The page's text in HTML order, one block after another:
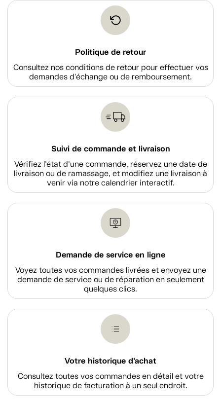
Politique de retour
Consultez nos conditions de retour pour effectuer vos
demandes d'échange ou de remboursement.
Suivi de commande et livraison
Vérifiez l'état d'une commande, réservez une date de
livraison ou de ramassage, et modifiez une livraison à
venir via notre calendrier interactif.
Demande de service en ligne
Voyez toutes vos commandes livrées et envoyez une
demande de service ou de réparation en seulement
quelques clics.
Votre historique d'achat
Consultez toutes vos commandes en détail et votre
historique de facturation à un seul endroit.